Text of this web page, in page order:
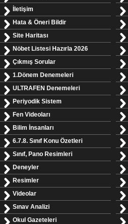
İletişim
Hata & Öneri Bildir
Site Haritası
Nöbet Listesi Hazırla 2026
Çıkmış Sorular
1.Dönem Denemeleri
ULTRAFEN Denemeleri
Periyodik Sistem
Fen Videoları
Bilim İnsanları
6.7.8. Sınıf Konu Özetleri
Sınıf, Pano Resimleri
Deneyler
Resimler
Videolar
Sınav Analizi
Okul Gazeteleri